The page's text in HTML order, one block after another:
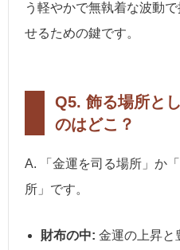
う軽やかで無執着な波動
せるための鍵です。
Q5. 飾る場所と
のはどこ？
A. 「金運を司る場所」か
所」です。
財布の中: 金運の上昇と